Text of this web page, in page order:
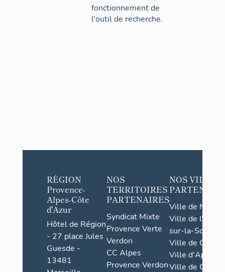
fonctionnement de
l'outil de recherche.
RÉGION
Provence-
Alpes-Côte
d'Azur
Hôtel de Région
- 27 place Jules
Guesde -
13481
NOS
TERRITOIRES
PARTENAIRES
Syndicat Mixte
Provence Verte
Verdon
CC Alpes
Provence Verdon
NOS VILLES
Ville de Nice
Ville de l'Isle-
sur-la-Sorgue
Ville de Grasse
Ville d'Apt
Ville de